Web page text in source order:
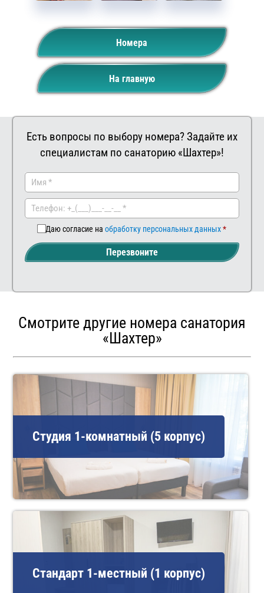
Номера
На главную
Есть вопросы по выбору номера? Задайте их
специалистам по санаторию «Шахтер»!
Даю согласие на обработку персональных данных
Перезвоните
Смотрите другие номера санатория
«Шахтер»
Студия 1-комнатный (5 корпус)
Стандарт 1-местный (1 корпус)